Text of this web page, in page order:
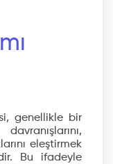
genellikle bir
eleştirmek
Bu ifadeyle